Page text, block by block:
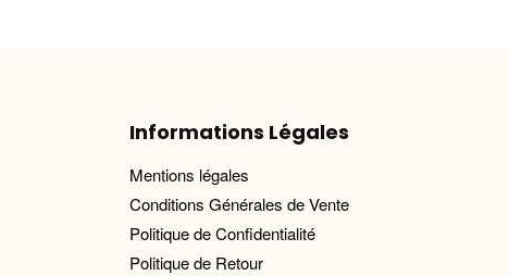
Informations Légales
Mentions légales
Conditions Générales de Vente
Politique de Confidentialité
Politique de Retour